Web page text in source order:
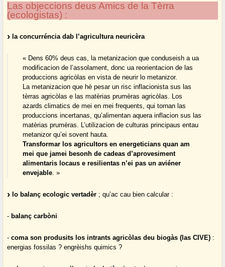
Las objeccions deus Amics de la Tèrra
(ecologistas) :
la concurréncia dab l’agricultura neuricèra
« Dens 60% deus cas, la metanizacion que conduseish a ua
modificacion de l’assolament, donc ua reorientacion de las
produccions agricòlas en vista de neurir lo metanizor.
La metanizacion que hè pesar un risc inflacionista sus las
tèrras agricòlas e las matèrias prumèras agricòlas. Los
azards climatics de mei en mei frequents, qui tornan las
produccions incertanas, qu’alimentan aquera inflacion sus las
matèrias prumèras. L’utilizacion de culturas principaus entau
metanizor qu’ei sovent hauta.
Transformar los agricultors en energeticians quan am
mei que jamei besonh de cadeas d’aprovesiment
alimentaris locaus e resilientas n’ei pas un aviéner
envejable. »
lo balanç ecologic vertadèr ; qu’ac cau bien calcular :
- balanç carbòni
-coma son produsits los intrants agricòlas deu biogàs (las CIVE) :
energias fossilas ? engrèishs quimics ?